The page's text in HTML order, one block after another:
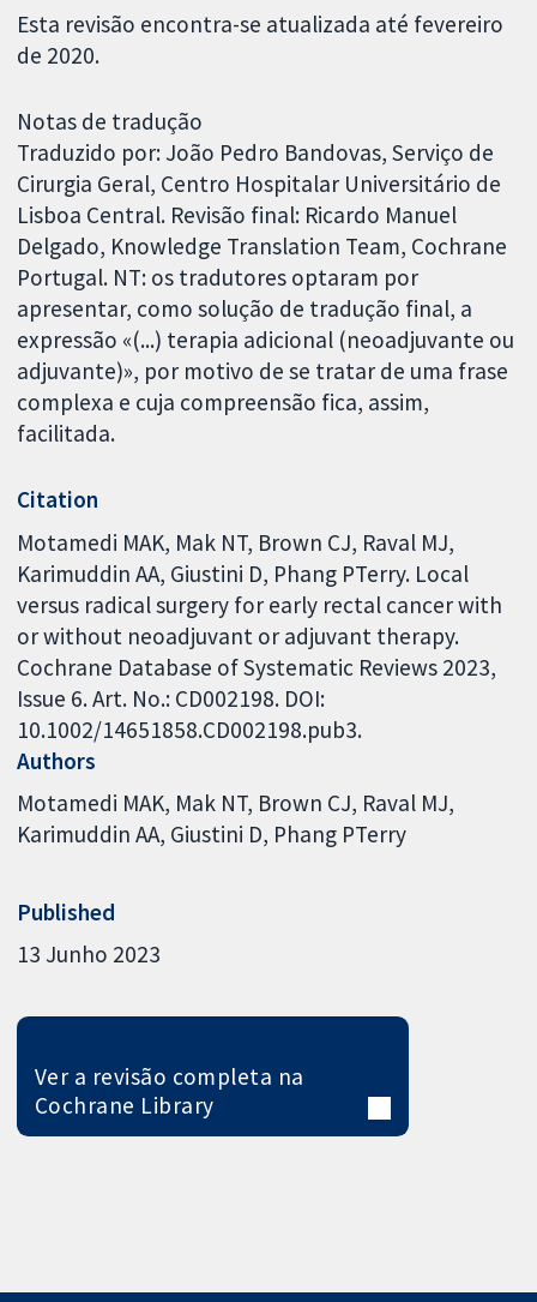
Esta revisão encontra-se atualizada até fevereiro
de 2020.
Notas de tradução
Traduzido por: João Pedro Bandovas, Serviço de
Cirurgia Geral, Centro Hospitalar Universitário de
Lisboa Central. Revisão final: Ricardo Manuel
Delgado, Knowledge Translation Team, Cochrane
Portugal. NT: os tradutores optaram por
apresentar, como solução de tradução final, a
expressão «(...) terapia adicional (neoadjuvante ou
adjuvante)», por motivo de se tratar de uma frase
complexa e cuja compreensão fica, assim,
facilitada.
Citation
Motamedi MAK, Mak NT, Brown CJ, Raval MJ,
Karimuddin AA, Giustini D, Phang PTerry. Local
versus radical surgery for early rectal cancer with
or without neoadjuvant or adjuvant therapy.
Cochrane Database of Systematic Reviews 2023,
Issue 6. Art. No.: CD002198. DOI:
10.1002/14651858.CD002198.pub3.
Authors
Motamedi MAK Mak NT Brown CJ Raval MJ
Karimuddin AA Giustini D Phang PTerry
Published
13 Junho 2023
Ver a revisão completa na
Cochrane Library